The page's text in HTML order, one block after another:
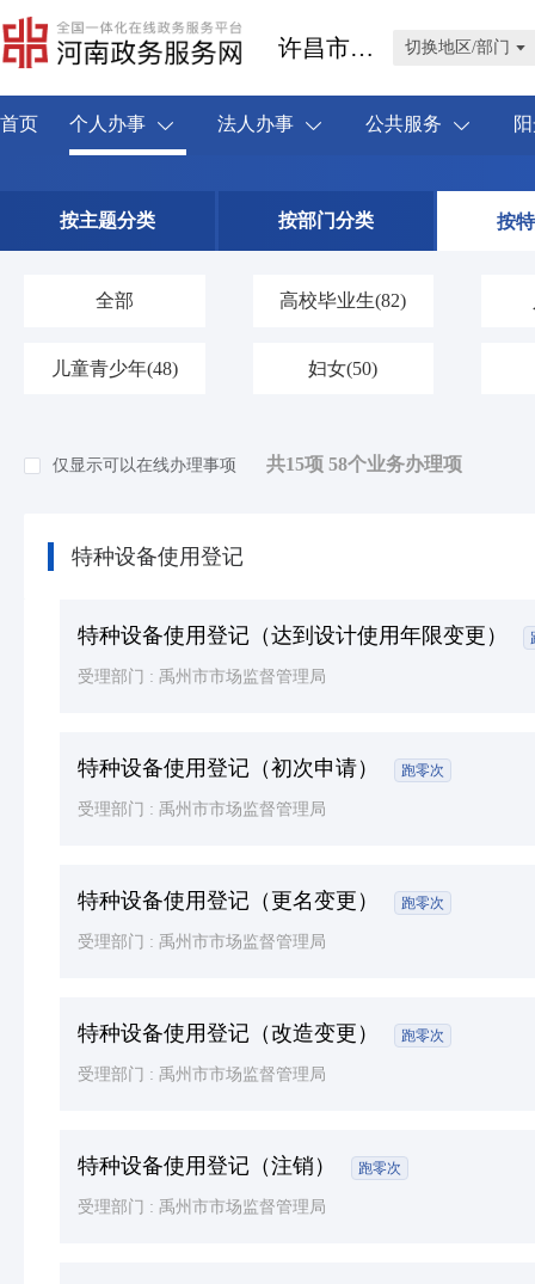
许昌市禹州市 切换地区/部门
首页 个人办事 法人办事 公共服务
按主题分类 按部门分类 按
全部 高校毕业生(82)
儿童青少年(48) 妇女(50)
仅显示可以在线办理事项 共15项 58个业务办理项
特种设备使用登记
特种设备使用登记（达到设计使用年限变更）
受理部门 : 禹州市市场监督管理局
特种设备使用登记（初次申请） 跑零次
受理部门 : 禹州市市场监督管理局
特种设备使用登记（更名变更） 跑零次
受理部门 : 禹州市市场监督管理局
特种设备使用登记（改造变更） 跑零次
受理部门 : 禹州市市场监督管理局
特种设备使用登记（注销） 跑零次
受理部门 : 禹州市市场监督管理局